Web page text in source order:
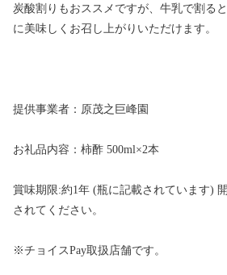
炭酸割りもおススメですが、牛乳で割る
に美味しくお召し上がりいただけます。
提供事業者：原茂之巨峰園
お礼品内容：柿酢 500ml×2本
賞味期限:約1年 (瓶に記載されています)
されてください。
※チョイスPay取扱店舗です。